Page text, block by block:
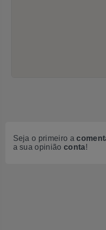
Seja o primeiro a
a sua opinião conta!